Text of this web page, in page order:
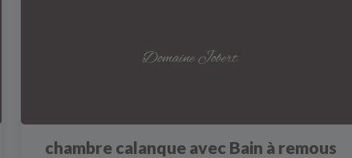
chambre calanque avec Bain à remous